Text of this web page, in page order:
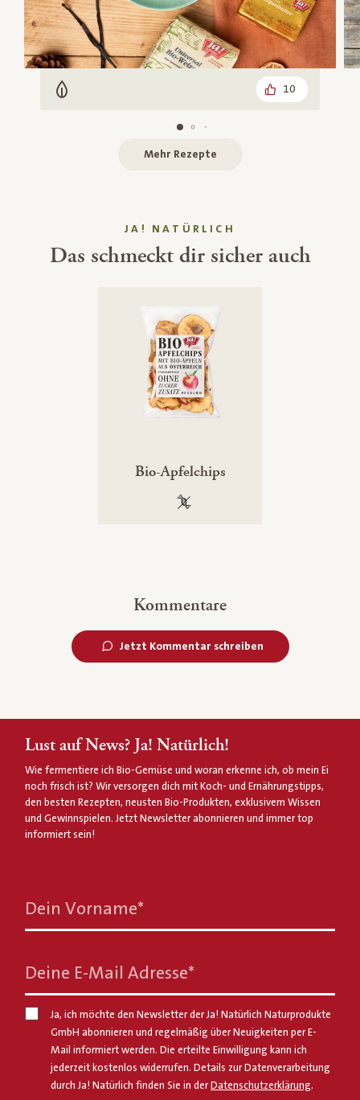
Vegetarisch 10
Mehr Rezepte
JA! NATÜRLICH
Das schmeckt dir sicher auch
Bio-Apfelchips
100 % gentechnikfrei
Kommentare
Jetzt Kommentar schreiben
Lust auf News? Ja! Natürlich!
Wie fermentiere ich Bio-Gemüse und woran erkenne ich, ob mein Ei
noch frisch ist? Wir versorgen dich mit Koch- und Ernährungstipps,
den besten Rezepten, neusten Bio-Produkten, exklusivem Wissen
und Gewinnspielen. Jetzt Newsletter abonnieren und immer top
informiert sein!
Dein Vorname*
Deine E-Mail Adresse*
Ja, ich möchte den Newsletter der Ja! Natürlich Naturprodukte
GmbH abonnieren und regelmäßig über Neuigkeiten per E-
Mail informiert werden. Die erteilte Einwilligung kann ich
jederzeit kostenlos widerrufen. Details zur Datenverarbeitung
durch Ja! Natürlich finden Sie in der Datenschutzerklärung.